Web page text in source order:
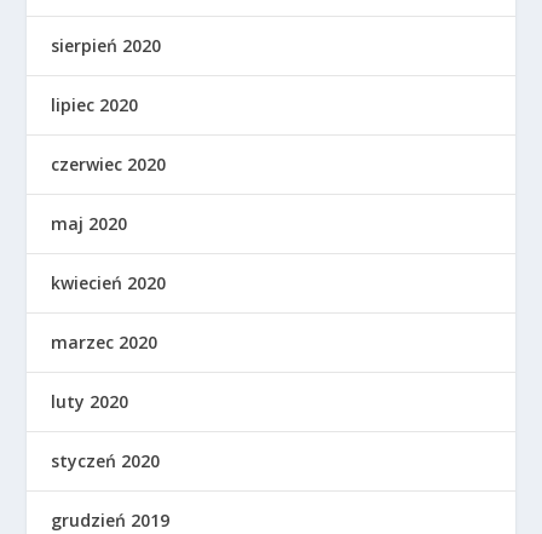
sierpień 2020
lipiec 2020
czerwiec 2020
maj 2020
kwiecień 2020
marzec 2020
luty 2020
styczeń 2020
grudzień 2019